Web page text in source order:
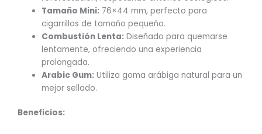
Tamaño Mini: 76×44 mm, perfecto para
cigarrillos de tamaño pequeño.
Combustión Lenta: Diseñado para quemarse
lentamente, ofreciendo una experiencia
prolongada.
Arabic Gum: Utiliza goma arábiga natural para un
mejor sellado.
Beneficios: